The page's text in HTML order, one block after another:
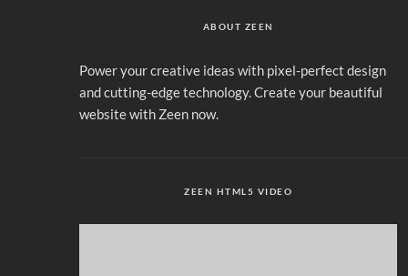
ABOUT ZEEN
Power your creative ideas with pixel-perfect design
and cutting-edge technology. Create your beautiful
website with Zeen now.
ZEEN HTML5 VIDEO